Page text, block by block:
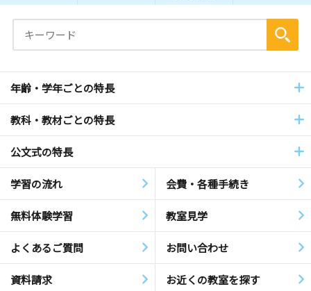
年齢・学年ごとの特長
教科・教材ごとの特長
公文式の特長
学習の流れ 会費・各種手続き
無料体験学習 教室見学
よくあるご質問 お問い合わせ
資料請求 お近くの教室を探す